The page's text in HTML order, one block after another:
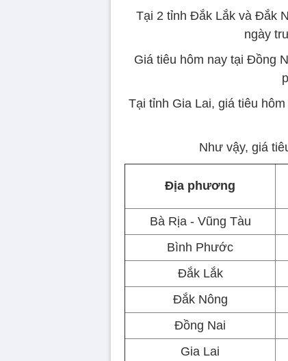
Tại 2 tỉnh Đắk Lắk và Đắk
ngày
Giá tiêu hôm nay tại Đồng
Tại tỉnh Gia Lai, giá tiêu
Như vậy, giá
Địa phương
Bà Rịa - Vũng Tàu
Bình Phước
Đắk Lắk
Đắk Nông
Đồng Nai
Gia Lai